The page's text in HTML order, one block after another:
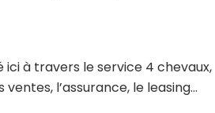
ici à travers le service 4 chevaux,
l’assurance, le leasing…